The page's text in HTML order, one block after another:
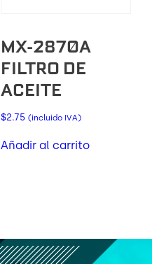
MX-2870A
FILTRO DE
ACEITE
$2.75 (incluido IVA)
Añadir al carrito